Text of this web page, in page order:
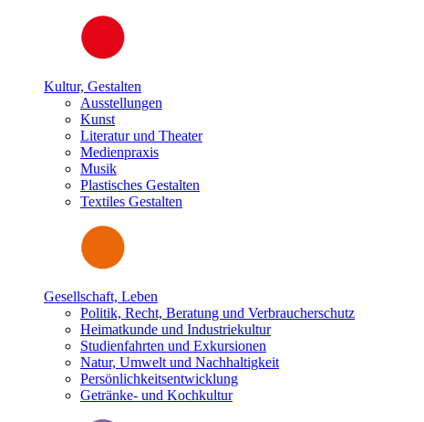
Kultur, Gestalten
Ausstellungen
Kunst
Literatur und Theater
Medienpraxis
Musik
Plastisches Gestalten
Textiles Gestalten
Gesellschaft, Leben
Politik, Recht, Beratung und Verbraucherschutz
Heimatkunde und Industriekultur
Studienfahrten und Exkursionen
Natur, Umwelt und Nachhaltigkeit
Persönlichkeitsentwicklung
Getränke- und Kochkultur